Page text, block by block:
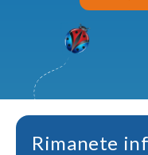
Rimanete